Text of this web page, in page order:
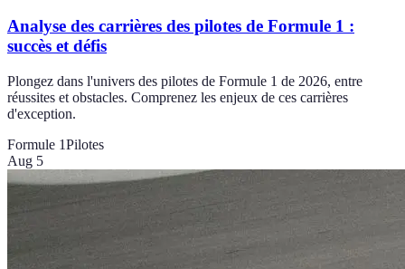
Analyse des carrières des pilotes de Formule 1 :
succès et défis
Plongez dans l'univers des pilotes de Formule 1 de 2026, entre
réussites et obstacles. Comprenez les enjeux de ces carrières
d'exception.
Formule 1Pilotes
Aug 5